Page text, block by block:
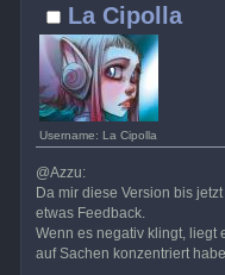
La Cipolla
Username: La Cipolla
@Azzu:
Da mir diese Version bis
etwas Feedback.
Wenn es negativ klingt, liegt
auf Sachen konzentriert